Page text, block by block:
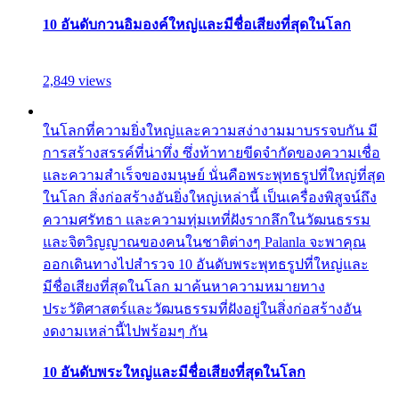
10 อันดับกวนอิมองค์ใหญ่และมีชื่อเสียงที่สุดในโลก
2,849 views
ในโลกที่ความยิ่งใหญ่และความสง่างามมาบรรจบกัน มี
การสร้างสรรค์ที่น่าทึ่ง ซึ่งท้าทายขีดจำกัดของความเชื่อ
และความสำเร็จของมนุษย์ นั่นคือพระพุทธรูปที่ใหญ่ที่สุด
ในโลก สิ่งก่อสร้างอันยิ่งใหญ่เหล่านี้ เป็นเครื่องพิสูจน์ถึง
ความศรัทธา และความทุ่มเทที่ฝังรากลึกในวัฒนธรรม
และจิตวิญญาณของคนในชาติต่างๆ Palanla จะพาคุณ
ออกเดินทางไปสำรวจ 10 อันดับพระพุทธรูปที่ใหญ่และ
มีชื่อเสียงที่สุดในโลก มาค้นหาความหมายทาง
ประวัติศาสตร์และวัฒนธรรมที่ฝังอยู่ในสิ่งก่อสร้างอัน
งดงามเหล่านี้ไปพร้อมๆ กัน
10 อันดับพระใหญ่และมีชื่อเสียงที่สุดในโลก